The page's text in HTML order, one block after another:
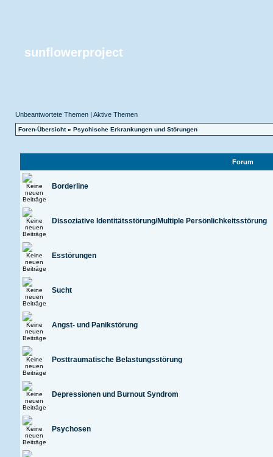
sunflowerproject
Unbeantwortete Themen| Aktive Themen
Foren-Übersicht» Psychische Erkrankungen und Störungen
Forum
Borderline
Dissoziative Identitätsstörung/Multiple Persönlichkeitsstörung
Esstörungen
Sucht
Angst- und Panikstörung
Posttraumatische Belastungsstörung
Depressionen und Burnout Syndrom
Psychosen